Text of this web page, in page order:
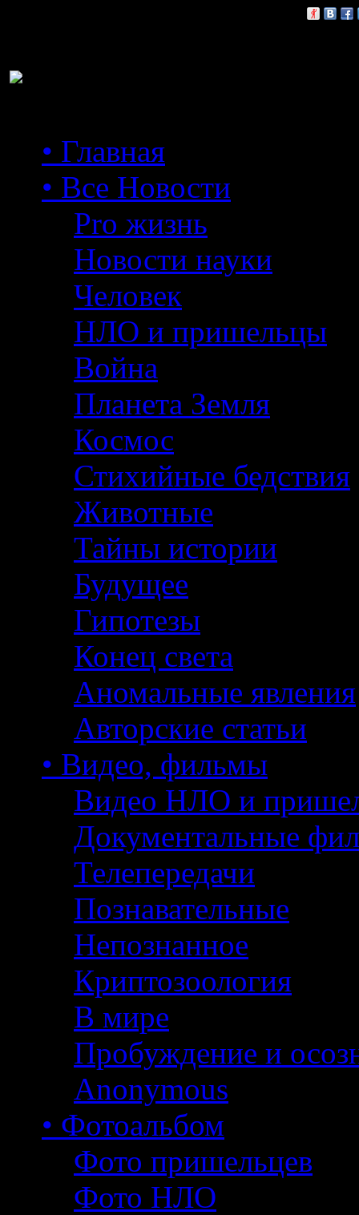
• Главная
• Все Новости
Pro жизнь
Новости науки
Человек
НЛО и пришельцы
Война
Планета Земля
Космос
Стихийные бедствия
Животные
Тайны истории
Будущее
Гипотезы
Конец света
Аномальные явления
Авторские статьи
• Видео, фильмы
Видео НЛО и
Документальные
Телепередачи
Познавательные
Непознанное
Криптозоология
В мире
Пробуждение и
Anonymous
• Фотоальбом
Фото пришельцев
Фото НЛО